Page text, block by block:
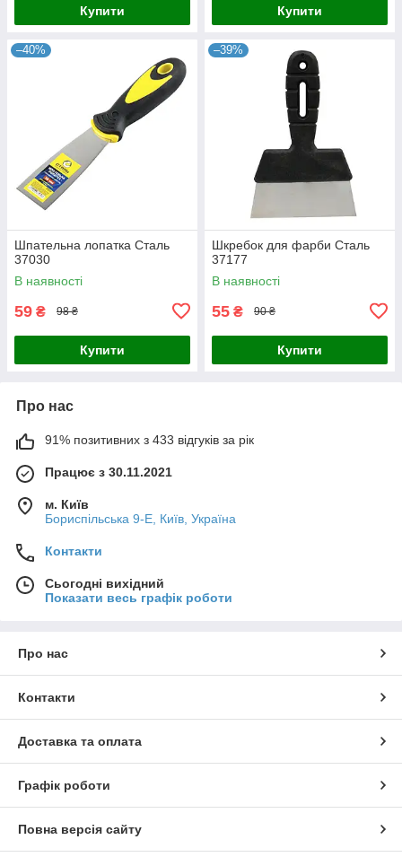
Купити Купити
–40%
Шпательна лопатка Сталь
37030
В наявності
59 ₴ 98 ₴
Купити
–39%
Шкребок для фарби Сталь
37177
В наявності
55 ₴ 90 ₴
Купити
Про нас
91% позитивних з 433 відгуків за рік
Працює з 30.11.2021
м. Київ
Бориспільська 9-Е, Київ, Україна
Контакти
Сьогодні вихідний
Показати весь графік роботи
Про нас
Контакти
Доставка та оплата
Графік роботи
Повна версія сайту